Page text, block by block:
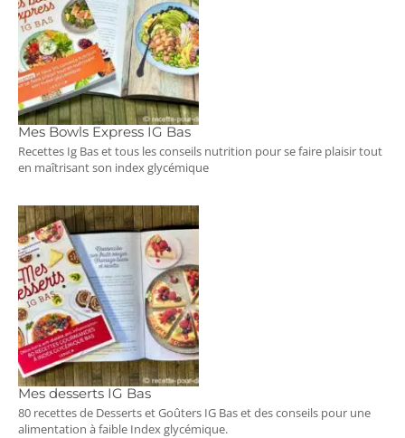
Mes Bowls Express IG Bas
Recettes Ig Bas et tous les conseils nutrition pour se faire plaisir tout
en maîtrisant son index glycémique
Mes desserts IG Bas
80 recettes de Desserts et Goûters IG Bas et des conseils pour une
alimentation à faible Index glycémique.